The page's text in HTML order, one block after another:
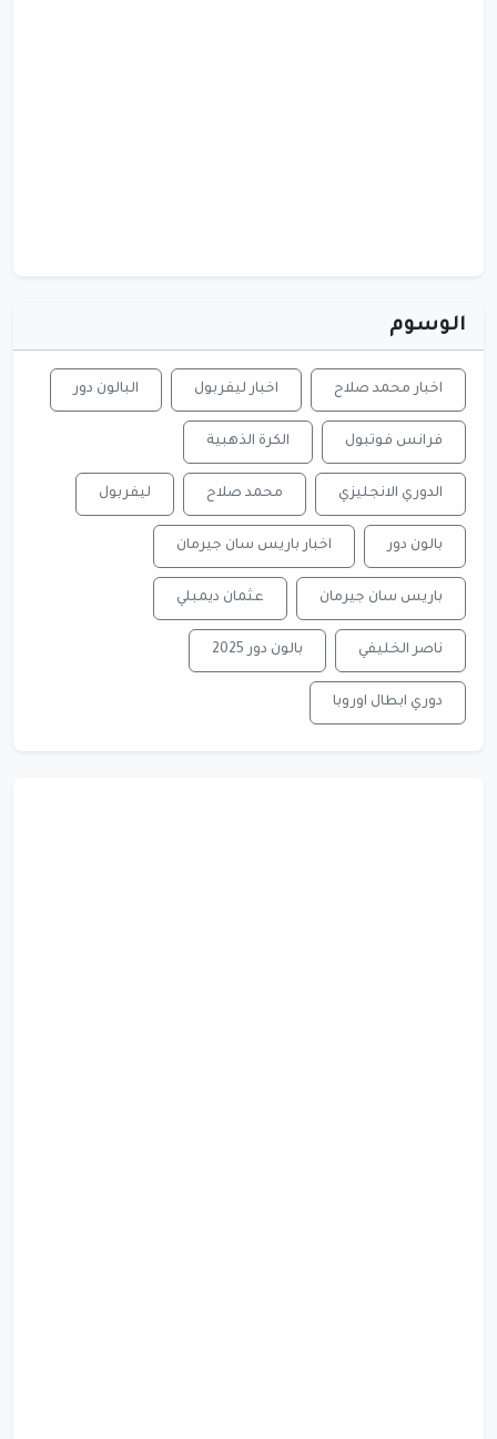
الوسوم
اخبار محمد صلاح اخبار ليفربول البالون دور
فرانس فوتبول الكرة الذهبية
الدوري الانجليزي محمد صلاح ليفربول
بالون دور اخبار باريس سان جيرمان
باريس سان جيرمان عثمان ديمبلي
ناصر الخليفي بالون دور 2025
دوري ابطال اوروبا